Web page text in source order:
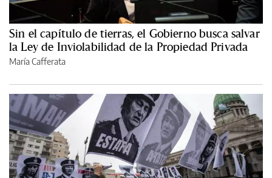
Sin el capítulo de tierras, el Gobierno busca salvar
la Ley de Inviolabilidad de la Propiedad Privada
María Cafferata